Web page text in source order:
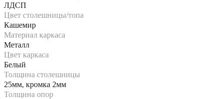
ЛДСП
Цвет столешницы/топа
Кашемир
Материал каркаса
Металл
Цвет каркаса
Белый
Толщина столешницы
25мм, кромка 2мм
Толщина опор